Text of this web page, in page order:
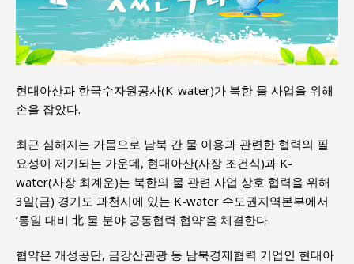
현대아산과 한국수자원공사(K-water)가 북한 물 사업을 위해
손을 잡았다.
최근 심해지는 가뭄으로 남북 간 물 이용과 관련한 협력의 필
요성이 제기되는 가운데, 현대아산(사장 조건식)과 K-
water(사장 최계운)는 북한의 물 관련 사업 상호 협력을 위해
3일(금) 경기도 과천시에 있는 K-water 수도권지역본부에서
‘통일 대비 北 물 분야 공동협력 협약’을 체결한다.
협약은 개성공단, 금강산관광 등 남북경제협력 기업인 현대아